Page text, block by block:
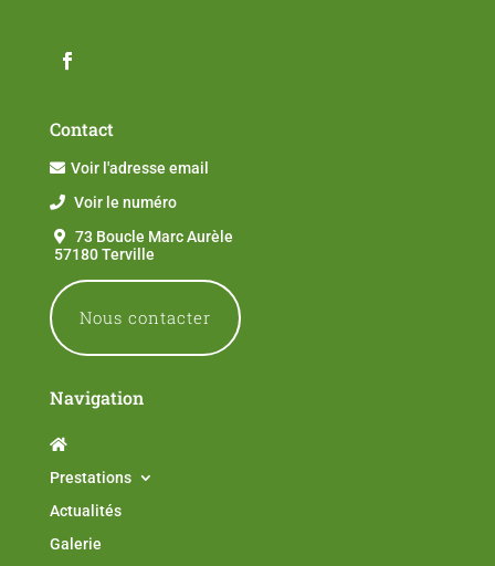
Contact
Voir l'adresse email
Voir le numéro
73 Boucle Marc Aurèle
57180 Terville
Nous contacter
Navigation
Prestations
Actualités
Galerie